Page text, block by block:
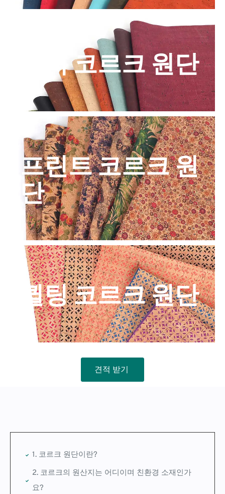
컬러 코르크 원단
프린트 코르크 원
단
퀼팅 코르크 원단
견적 받기
1. 코르크 원단이란?
2. 코르크의 원산지는 어디이며 친환경 소재인가
요?